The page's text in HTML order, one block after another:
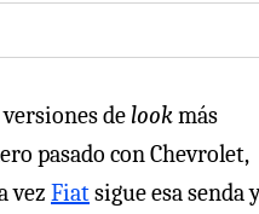
de lookmás
pasado con Chevrolet,
vez Fiatsigue esa senda